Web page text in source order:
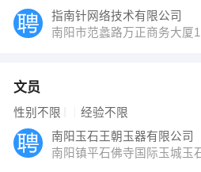
指南针网络技术有限公司
南阳市范蠡路万正商务大厦
文员
性别不限 经验不限
南阳玉石王朝玉器有限公司
南阳镇平石佛寺国际玉城玉